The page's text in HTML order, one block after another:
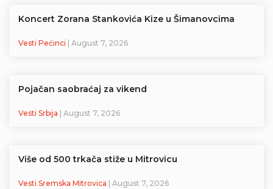
Koncert Zorana Stankovića Kize u Šimanovcima
Vesti Pećinci | August 7, 2026
Pojačan saobraćaj za vikend
Vesti Srbija | August 7, 2026
Više od 500 trkača stiže u Mitrovicu
Vesti Sremska Mitrovica | August 7, 2026